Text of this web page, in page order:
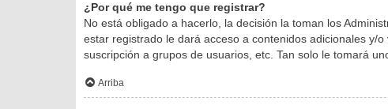
¿Por qué me tengo que registrar?
No está obligado a hacerlo, la decisión la toman los
estar registrado le dará acceso a contenidos adicionales y/
suscripción a grupos de usuarios, etc. Tan solo le tomará
Arriba